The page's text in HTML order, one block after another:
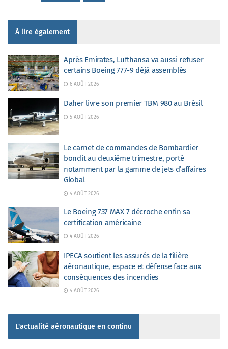
À lire également
Après Emirates, Lufthansa va aussi refuser
certains Boeing 777-9 déjà assemblés
6 AOÛT 2026
Daher livre son premier TBM 980 au Brésil
5 AOÛT 2026
Le carnet de commandes de Bombardier
bondit au deuxième trimestre, porté
notamment par la gamme de jets d’affaires
Global
4 AOÛT 2026
Le Boeing 737 MAX 7 décroche enfin sa
certification américaine
4 AOÛT 2026
IPECA soutient les assurés de la filière
aéronautique, espace et défense face aux
conséquences des incendies
4 AOÛT 2026
L'actualité aéronautique en continu